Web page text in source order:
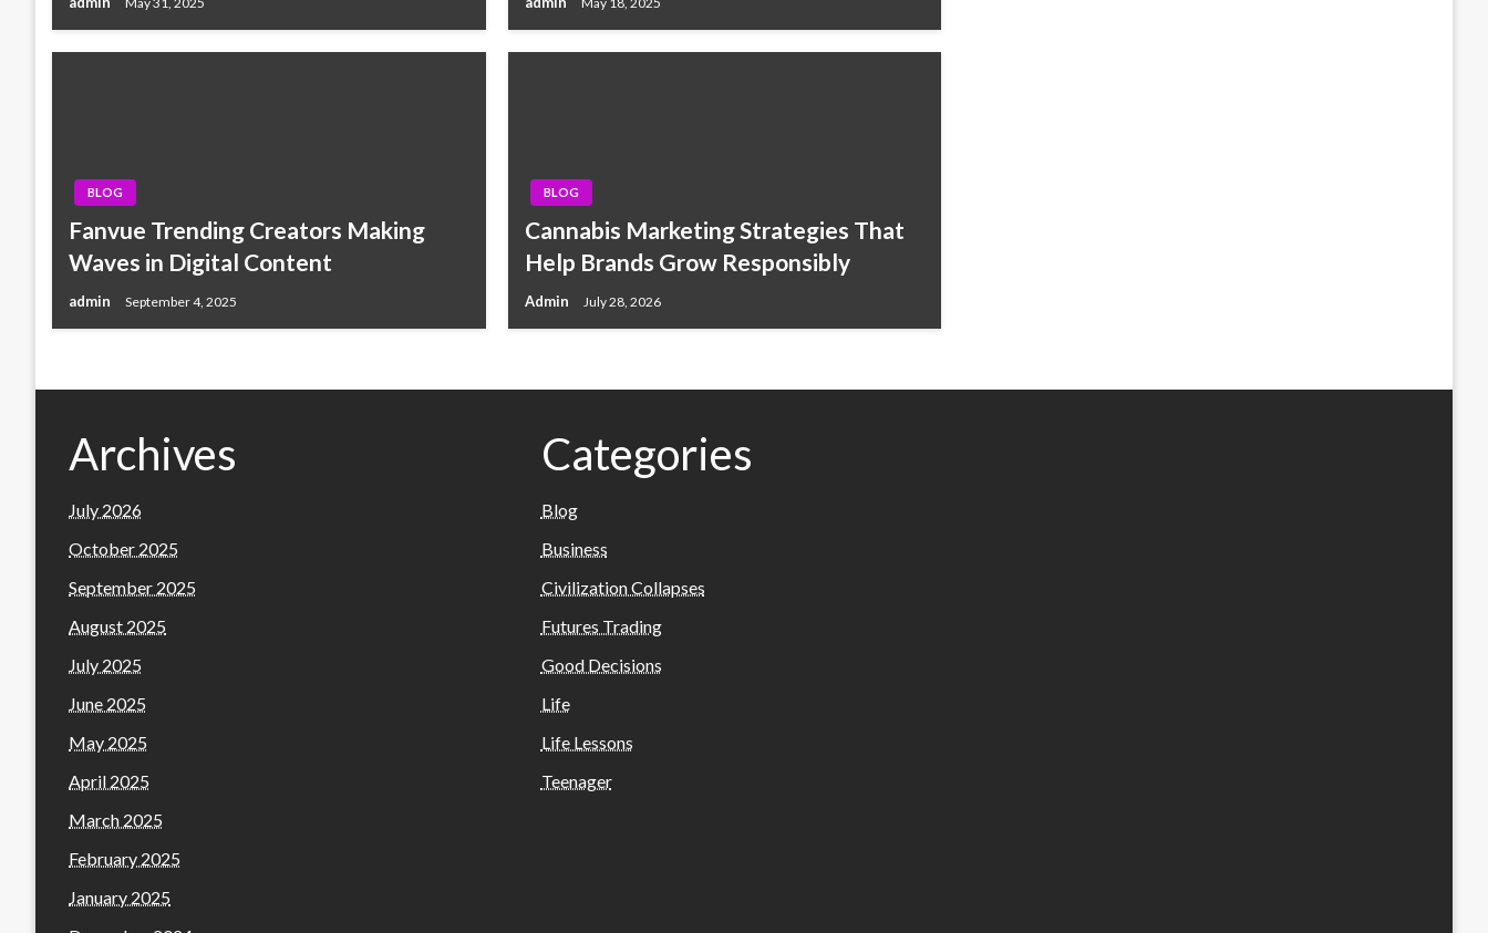
BLOG
Fanvue Trending Creators Making
Waves in Digital Content
admin September 4, 2025
BLOG
Cannabis Marketing Strategies That
Help Brands Grow Responsibly
Admin July 28, 2026
Archives
July 2026
October 2025
September 2025
August 2025
July 2025
June 2025
May 2025
April 2025
March 2025
February 2025
January 2025
Categories
Blog
Business
Civilization Collapses
Futures Trading
Good Decisions
Life
Life Lessons
Teenager